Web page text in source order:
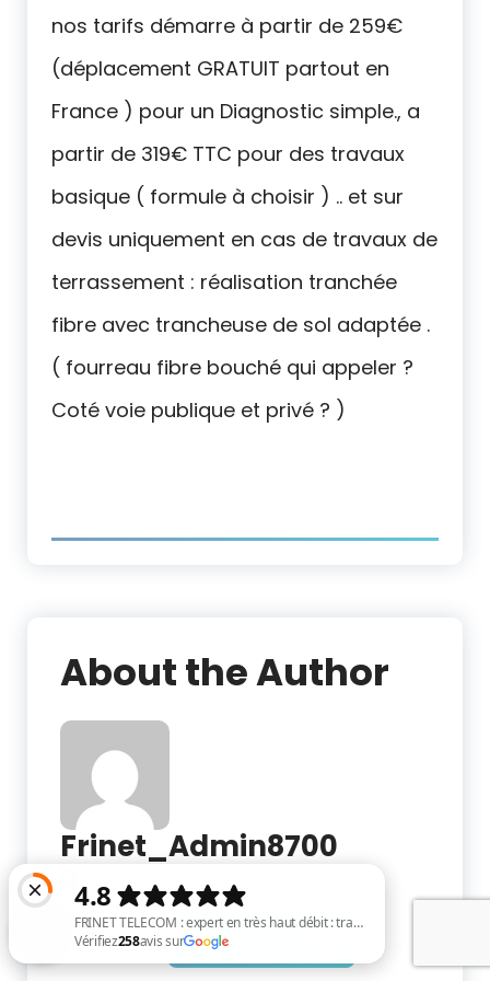
nos tarifs démarre à partir de 259€
(déplacement GRATUIT partout en
France ) pour un Diagnostic simple., a
partir de 319€ TTC pour des travaux
basique ( formule à choisir ) .. et sur
devis uniquement en cas de travaux de
terrassement : réalisation tranchée
fibre avec trancheuse de sol adaptée .
( fourreau fibre bouché qui appeler ?
Coté voie publique et privé ? )
About the Author
Frinet_Admin8700
View All Post